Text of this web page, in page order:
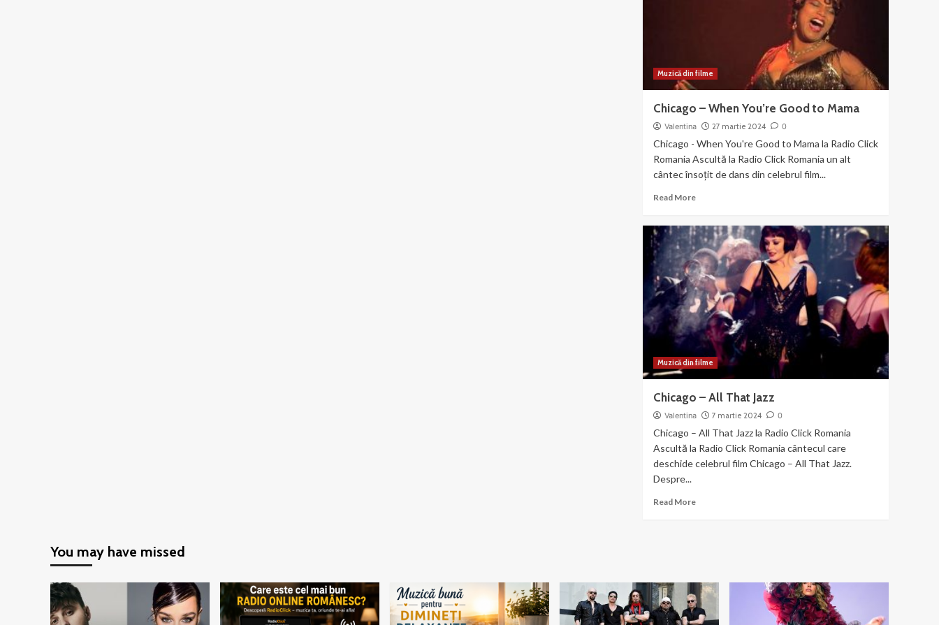
Muzică din filme
Chicago – When You’re Good to Mama
Valentina 27 martie 2024 0
Chicago - When You're Good to Mama la Radio Click
Romania Ascultă la Radio Click Romania un alt
cântec însoțit de dans din celebrul film...
Read MoreRead
Chicago
–
When
You’re
Good
to
Mama
Muzică din filme
Chicago – All That Jazz
Valentina 7 martie 2024 0
Chicago – All That Jazz la Radio Click Romania
Ascultă la Radio Click Romania cântecul care
deschide celebrul film Chicago – All That Jazz.
Despre...
Read MoreRead
Jazz
You may have missed